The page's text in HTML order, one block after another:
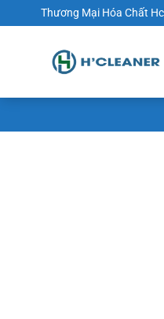
đến
Thương Mại Hóa Chất